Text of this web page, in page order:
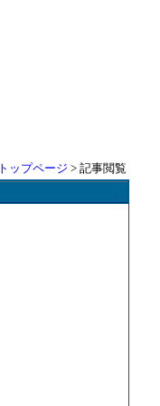
トップページ > 記事閲覧